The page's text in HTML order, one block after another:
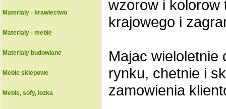
Materialy - krawiectwo
Materialy - meble
Materialy budowlane
Meble sklepowe
Meble, sofy, lozka
wzorow i kolorow
krajowego i
Majac wieloletnie
rynku, chetnie i
zamowienia